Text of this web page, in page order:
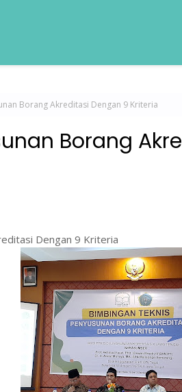
Borang Akreditasi Dengan 9 Kriteria
Borang
Dengan 9 Kriteria